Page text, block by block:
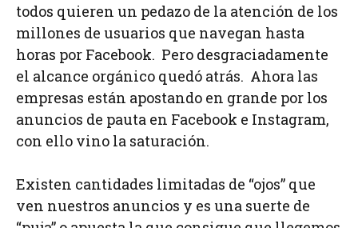
todos quieren un pedazo de la atención de los
millones de usuarios que navegan hasta
horas por Facebook. Pero desgraciadamente
el alcance orgánico quedó atrás. Ahora las
empresas están apostando en grande por los
anuncios de pauta en Facebook e Instagram,
con ello vino la saturación.
Existen cantidades limitadas de “ojos” que
ven nuestros anuncios y es una suerte de